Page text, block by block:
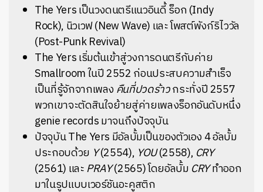
The Yers เป็นวงดนตรีแนวอินดี้ ร็อก (Indy
Rock), นิวเวฟ (New Wave) และ โพสต์พังก์ริไววัล
(Post-Punk Revival)
The Yers เริ่มต้นเข้าสู่วงการดนตรีกับค่าย
Smallroom ในปี 2552 ก่อนประสบความสำเร็จ
เป็นที่รู้จักจากเพลง คืนที่ปวดร้าวกระทั่งปี 2557
พวกเขาจะตัดสินใจย้ายสู่ค่ายเพลงร็อกอันดับหนึ่ง
genie records มาจนถึงปัจจุบัน
ปัจจุบัน The Yers มีอัลบั้มเป็นของตัวเอง 4 อัลบั้ม
ประกอบด้วย Y(2554), YOU(2558), CRY
(2561) และPRAY(2565) โดยอัลบั้ม CRYทำออก
มาในรูปแบบเวอร์ชันอะคูสติก